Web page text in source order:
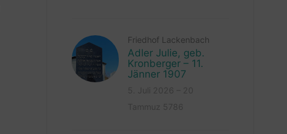
Friedhof Lackenbach
Adler Julie, geb.
Kronberger – 11.
Jänner 1907